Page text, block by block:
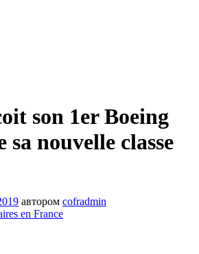
son 1er Boeing
sa nouvelle classe
автором cofradmin
en France